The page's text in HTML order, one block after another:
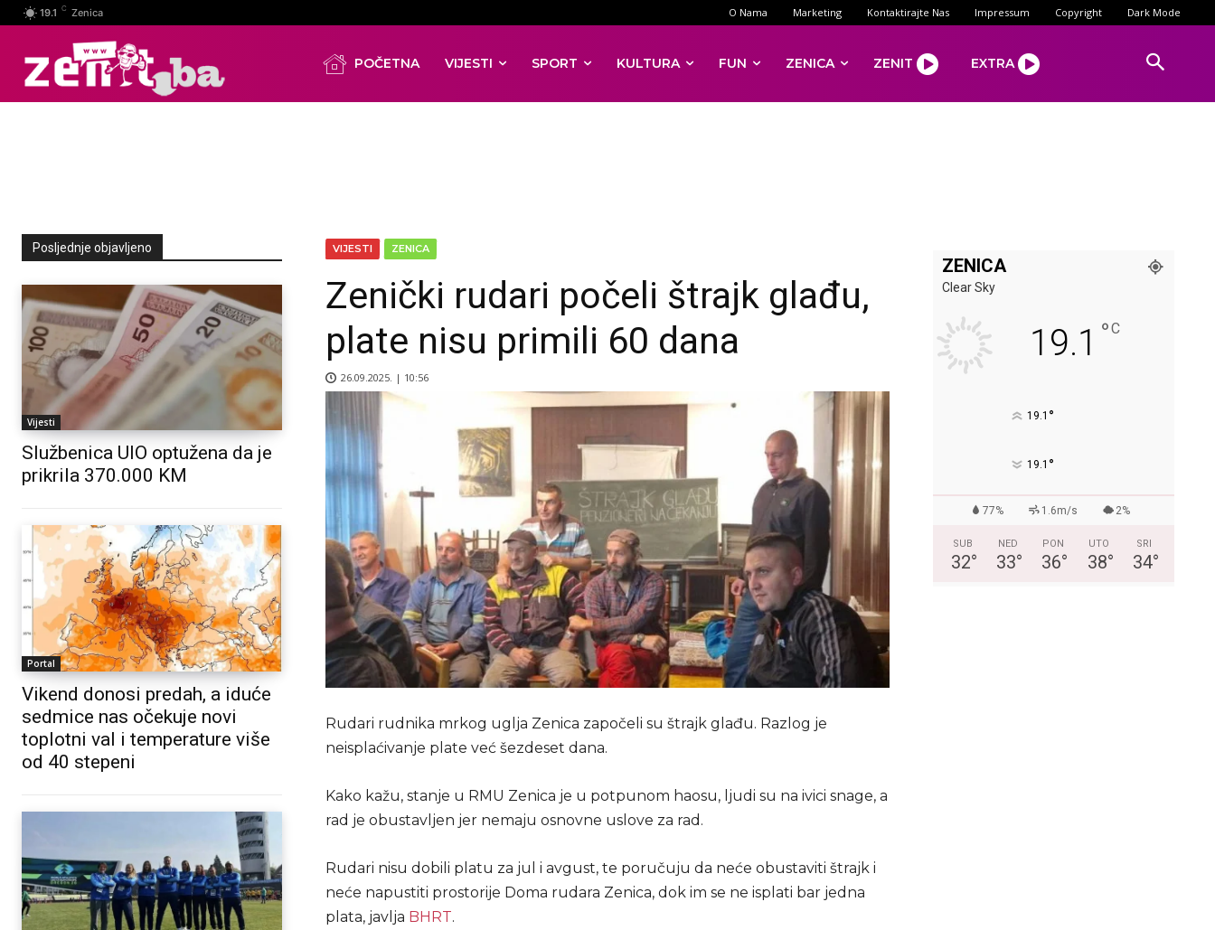
19.1 C Zenica O Nama Marketing Kontaktirajte Nas Impressum Copyright Dark Mode
POČETNA VIJESTI SPORT KULTURA FUN ZENICA ZENIT EXTRA
Posljednje objavljeno
Vijesti
Službenica UIO optužena da je
prikrila 370.000 KM
Portal
Vikend donosi predah, a iduće
sedmice nas očekuje novi
toplotni val i temperature više
od 40 stepeni
VIJESTI ZENICA
Zenički rudari počeli štrajk glađu,
plate nisu primili 60 dana
26.09.2025. | 10:56
Rudari rudnika mrkog uglja Zenica započeli su štrajk glađu. Razlog je
neisplaćivanje plate već šezdeset dana.
Kako kažu, stanje u RMU Zenica je u potpunom haosu, ljudi su na ivici snage, a
rad je obustavljen jer nemaju osnovne uslove za rad.
Rudari nisu dobili platu za jul i avgust, te poručuju da neće obustaviti štrajk i
neće napustiti prostorije Doma rudara Zenica, dok im se ne isplati bar jedna
plata, javlja BHRT.
ZENICA
Clear Sky
19.1 °C
19.1 °
19.1 °
77% 1.6m/s 2%
SUB
32°
NED
33°
PON
36°
UTO
38°
SRI
34°